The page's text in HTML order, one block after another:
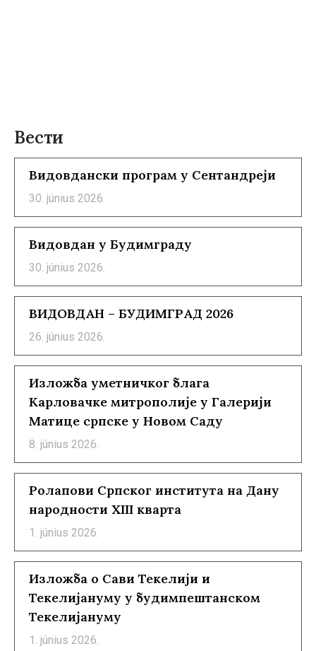
Вести
Видовдански програм у Сентандреји
30. június 2026.
Видовдан у Будимграду
30. június 2026.
ВИДОВДАН – БУДИМГРАД 2026
26. június 2026.
Изложба уметничког блага
Карловачке митрополије у Галерији
Матице српске у Новом Саду
8. június 2026.
Ролапови Српског института на Дану
народности XIII кварта
1. június 2026.
Изложба о Сави Текелији и
Текелијануму у будимпештанском
Текелијануму
1. június 2026.